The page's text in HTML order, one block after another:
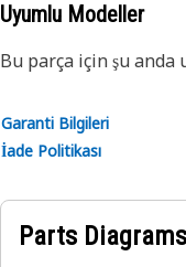
Uyumlu Modeller
Bu parça için şu
Garanti Bilgileri
İade Politikası
Parts Diagrams